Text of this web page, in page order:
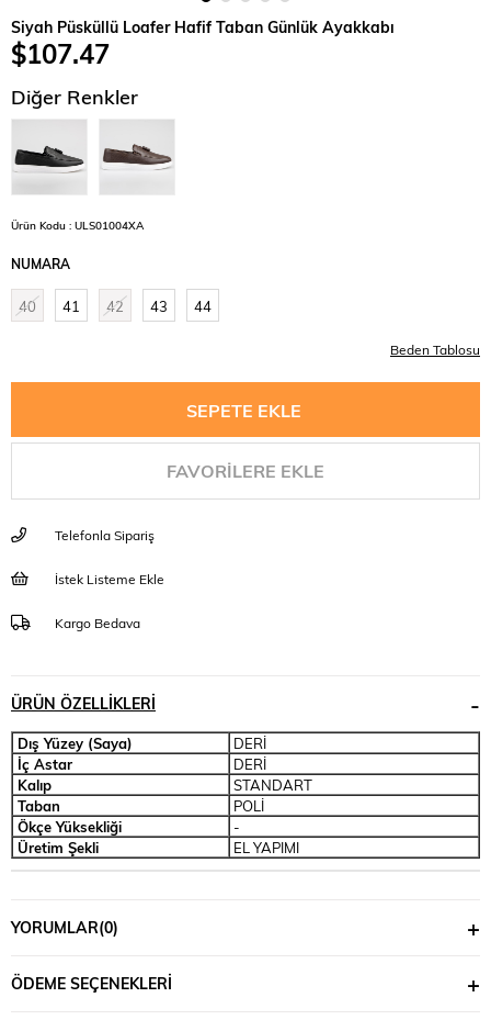
Siyah Püsküllü Loafer Hafif Taban Günlük Ayakkabı
$107.47
Diğer Renkler
Ürün Kodu : ULS01004XA
NUMARA
40 41 42 43 44
Beden Tablosu
FAVORILERE EKLE
Telefonla Sipariş
İstek Listeme Ekle
Kargo Bedava
ÜRÜN ÖZELLIKLERI
Dış Yüzey (Saya)
DERİ
İç Astar
DERİ
Kalıp
STANDART
Taban
POLİ
Ökçe Yüksekliği
-
Üretim Şekli
EL YAPIMI
YORUMLAR(0)
ÖDEME SEÇENEKLERI